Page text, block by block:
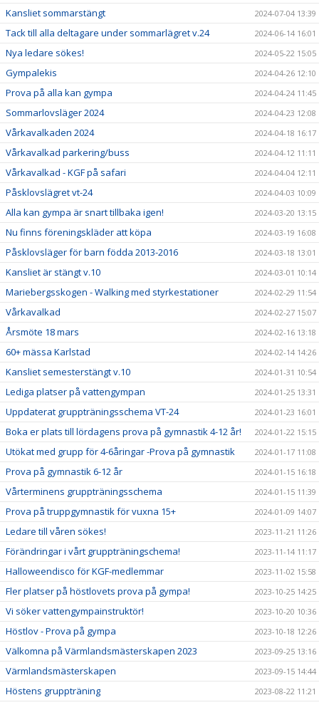
Kansliet sommarstängt 2024-07-04 13:39
Tack till alla deltagare under sommarlägret v.24 2024-06-14 16:01
Nya ledare sökes! 2024-05-22 15:05
Gympalekis 2024-04-26 12:10
Prova på alla kan gympa 2024-04-24 11:45
Sommarlovsläger 2024 2024-04-23 12:08
Vårkavalkaden 2024 2024-04-18 16:17
Vårkavalkad parkering/buss 2024-04-12 11:11
Vårkavalkad - KGF på safari 2024-04-04 12:11
Påsklovslägret vt-24 2024-04-03 10:09
Alla kan gympa är snart tillbaka igen! 2024-03-20 13:15
Nu finns föreningskläder att köpa 2024-03-19 16:08
Påsklovsläger för barn födda 2013-2016 2024-03-18 13:01
Kansliet är stängt v.10 2024-03-01 10:14
Mariebergsskogen - Walking med styrkestationer 2024-02-29 11:54
Vårkavalkad 2024-02-27 15:07
Årsmöte 18 mars 2024-02-16 13:18
60+ mässa Karlstad 2024-02-14 14:26
Kansliet semesterstängt v.10 2024-01-31 10:54
Lediga platser på vattengympan 2024-01-25 13:31
Uppdaterat gruppträningsschema VT-24 2024-01-23 16:01
Boka er plats till lördagens prova på gymnastik 4-12 år! 2024-01-22 15:15
Utökat med grupp för 4-6åringar -Prova på gymnastik 2024-01-17 11:08
Prova på gymnastik 6-12 år 2024-01-15 16:18
Vårterminens gruppträningsschema 2024-01-15 11:39
Prova på truppgymnastik för vuxna 15+ 2024-01-09 14:07
Ledare till våren sökes! 2023-11-21 11:26
Förändringar i vårt gruppträningschema! 2023-11-14 11:17
Halloweendisco för KGF-medlemmar 2023-11-02 15:58
Fler platser på höstlovets prova på gympa! 2023-10-25 14:25
Vi söker vattengympainstruktör! 2023-10-20 10:36
Höstlov - Prova på gympa 2023-10-18 12:26
Välkomna på Värmlandsmästerskapen 2023 2023-09-25 13:16
Värmlandsmästerskapen 2023-09-15 14:44
Höstens gruppträning 2023-08-22 11:21